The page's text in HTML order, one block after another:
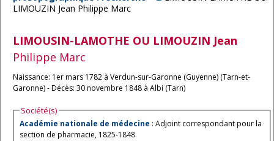
LIMOUZIN Jean Philippe Marc
LIMOUSIN-LAMOTHE OU LIMOUZIN Jean
Philippe Marc
Naissance: 1er mars 1782 à Verdun-sur-Garonne (Guyenne) (Tarn-et-
Garonne) - Décès: 30 novembre 1848 à Albi (Tarn)
Société(s)
Académie nationale de médecine : Adjoint correspondant pour la
section de pharmacie, 1825-1848